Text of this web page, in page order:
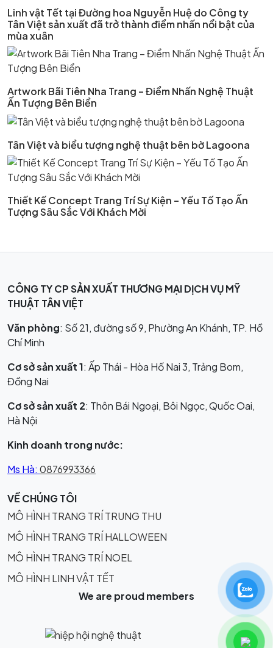
Linh vật Tết tại Đường hoa Nguyễn Huệ do Công ty
Tân Việt sản xuất đã trở thành điểm nhấn nổi bật của
mùa xuân
Artwork Bãi Tiên Nha Trang – Điểm Nhấn Nghệ Thuật
Ấn Tượng Bên Biển
Tân Việt và biểu tượng nghệ thuật bên bờ Lagoona
Thiết Kế Concept Trang Trí Sự Kiện – Yếu Tố Tạo Ấn
Tượng Sâu Sắc Với Khách Mời
CÔNG TY CP SẢN XUẤT THƯƠNG MẠI DỊCH VỤ MỸ
THUẬT TÂN VIỆT
Văn phòng: Số 21, đường số 9, Phường An Khánh, TP. Hồ
Chí Minh
Cơ sở sản xuất 1: Ấp Thái - Hòa Hố Nai 3, Trảng Bom,
Đồng Nai
Cơ sở sản xuất 2: Thôn Bái Ngoại, Bôi Ngọc, Quốc Oai,
Hà Nội
Kinh doanh trong nước:
Ms Hà: 0876993366
VỀ CHÚNG TÔI
MÔ HÌNH TRANG TRÍ TRUNG THU
MÔ HÌNH TRANG TRÍ HALLOWEEN
MÔ HÌNH TRANG TRÍ NOEL
MÔ HÌNH LINH VẬT TẾT
We are proud members